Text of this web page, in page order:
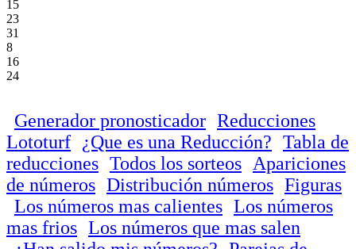
15
23
31
8
16
24
Generador pronosticador Reducciones
Lototurf
¿Que es una Reducción? Tabla de
reducciones Todos los sorteos
Apariciones
de números Distribución números Figuras
Los números mas calientes Los números
mas frios Los números que mas salen